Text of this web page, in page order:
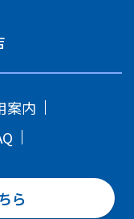
案内
ら